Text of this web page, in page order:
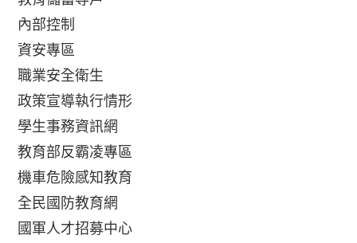
內部控制
資安專區
職業安全衛生
政策宣導執行情形
學生事務資訊網
教育部反霸凌專區
機車危險感知教育
全民國防教育網
國軍人才招募中心